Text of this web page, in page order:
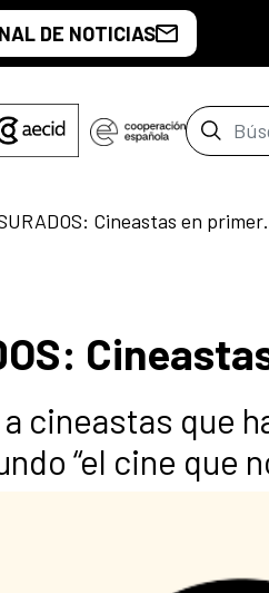
DE NOTICIAS
Barra
VII
cineastas que
“el cine que